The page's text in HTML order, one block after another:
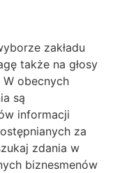
zakładu
także na głosy
obecnych
są
informacji
za
zdania w
biznesmenów